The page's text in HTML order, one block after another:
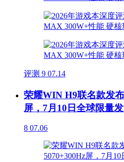
评测 9 07.14
荣耀WIN H9联名款发
屏，7月10日全球限量
8 07.06